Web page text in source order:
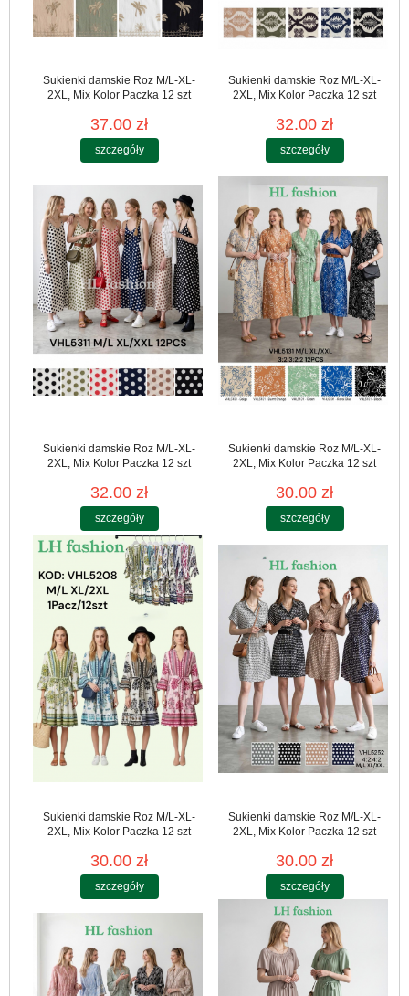
Sukienki damskie Roz M/L-XL-
2XL, Mix Kolor Paczka 12 szt
37.00 zł
szczegóły
Sukienki damskie Roz M/L-XL-
2XL, Mix Kolor Paczka 12 szt
32.00 zł
szczegóły
Sukienki damskie Roz M/L-XL-
2XL, Mix Kolor Paczka 12 szt
32.00 zł
szczegóły
Sukienki damskie Roz M/L-XL-
2XL, Mix Kolor Paczka 12 szt
30.00 zł
szczegóły
Sukienki damskie Roz M/L-XL-
2XL, Mix Kolor Paczka 12 szt
30.00 zł
szczegóły
Sukienki damskie Roz M/L-XL-
2XL, Mix Kolor Paczka 12 szt
30.00 zł
szczegóły